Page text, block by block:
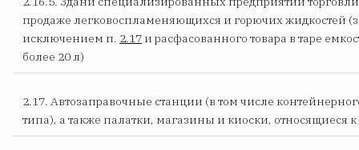
продаже легковоспламеняющихся и горючих жидкостей
исключением п. 2.17 и расфасованного товара в таре
более 20 л)
2.17. Автозаправочные станции (в том числе
типа), а также палатки, магазины и киоски, относящиеся